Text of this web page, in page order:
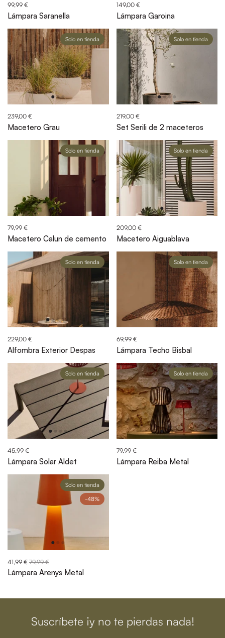
99,99 €
Lámpara Saranella
149,00 €
Lámpara Garoina
239,00 €
Macetero Grau
Solo en tienda
219,00 €
Set Serili de 2 maceteros
Solo en tienda
79,99 €
Macetero Calun de cemento
Solo en tienda
209,00 €
Macetero Aiguablava
Solo en tienda
229,00 €
Alfombra Exterior Despas
Solo en tienda
69,99 €
Lámpara Techo Bisbal
Solo en tienda
45,99 €
Lámpara Solar Aldet
Solo en tienda
79,99 €
Lámpara Reiba Metal
Solo en tienda
41,99 € 79,99 €
Lámpara Arenys Metal
Solo en tienda
-48%
Suscríbete ¡y no te pierdas nada!